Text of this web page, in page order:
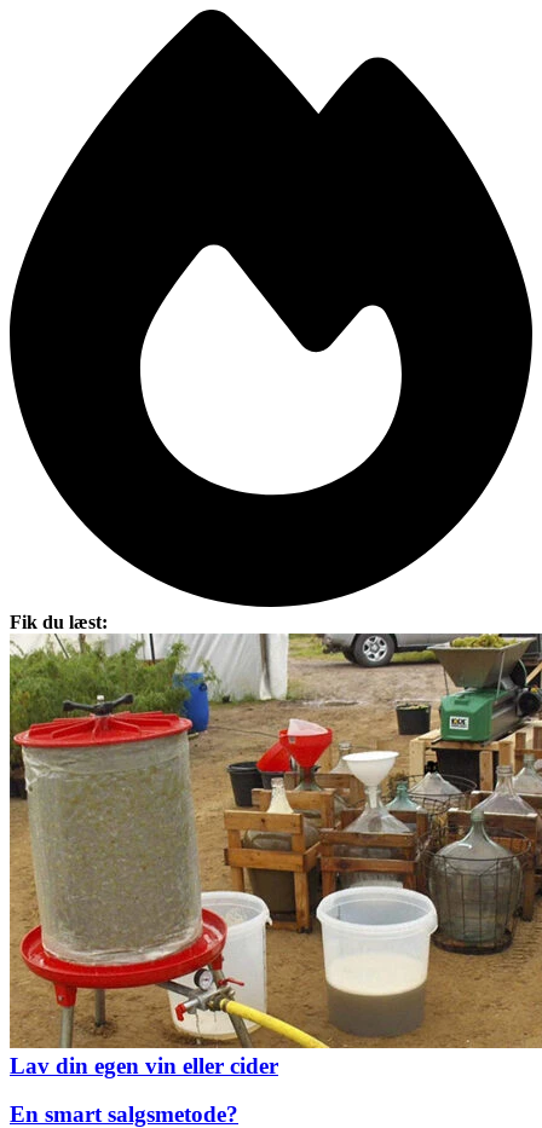
Fik du læst:
Lav din egen vin eller cider
En smart salgsmetode?